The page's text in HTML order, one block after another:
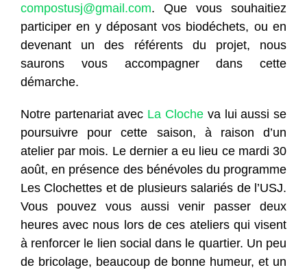
compostusj@gmail.com. Que vous souhaitiez
participer en y déposant vos biodéchets, ou en
devenant un des référents du projet, nous
saurons vous accompagner dans cette
démarche.
Notre partenariat avec La Cloche va lui aussi se
poursuivre pour cette saison, à raison d’un
atelier par mois. Le dernier a eu lieu ce mardi 30
août, en présence des bénévoles du programme
Les Clochettes et de plusieurs salariés de l’USJ.
Vous pouvez vous aussi venir passer deux
heures avec nous lors de ces ateliers qui visent
à renforcer le lien social dans le quartier. Un peu
de bricolage, beaucoup de bonne humeur, et un